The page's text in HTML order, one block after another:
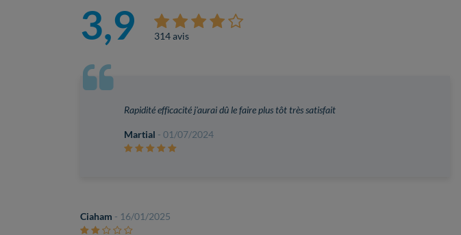
3,9 314 avis
Rapidité efficacité j'aurai dû le faire plus tôt très satisfait
Martial - 01/07/2024
Ciaham - 16/01/2025